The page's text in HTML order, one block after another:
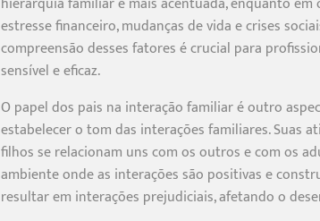
estresse financeiro, mudanças de vida e crises
compreensão desses fatores é crucial para
sensível e eficaz.
O papel dos pais na interação familiar é outro
estabelecer o tom das interações familiares. Suas
filhos se relacionam uns com os outros e com os
ambiente onde as interações são positivas e
resultar em interações prejudiciais, afetando o